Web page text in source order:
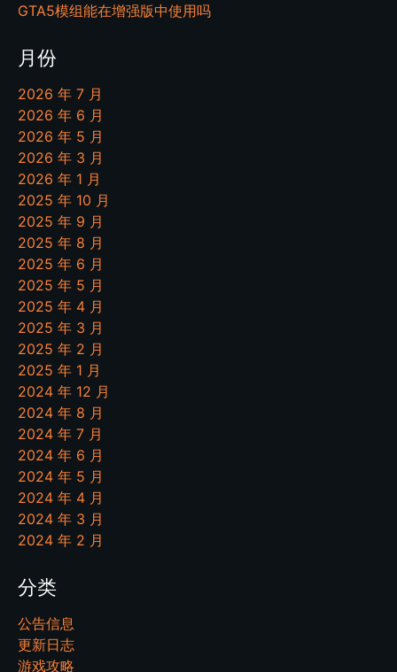
GTA5模组能在增强版中使用吗
月份
2026 年 7 月
2026 年 6 月
2026 年 5 月
2026 年 3 月
2026 年 1 月
2025 年 10 月
2025 年 9 月
2025 年 8 月
2025 年 6 月
2025 年 5 月
2025 年 4 月
2025 年 3 月
2025 年 2 月
2025 年 1 月
2024 年 12 月
2024 年 8 月
2024 年 7 月
2024 年 6 月
2024 年 5 月
2024 年 4 月
2024 年 3 月
2024 年 2 月
分类
公告信息
更新日志
游戏攻略